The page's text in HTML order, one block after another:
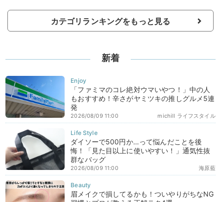
カテゴリランキングをもっと見る
新着
「ファミマのコレ絶対ウマいやつ！」中の人
もおすすめ！辛さがヤミツキの推しグルメ5連
発
michill ライフスタイル
2026/08/09 11:00
ダイソーで500円か…って悩んだことを後
悔！「見た目以上に使いやすい！」通気性抜
群なバッグ
海原藍
2026/08/09 11:00
眉メイクで損してるかも！ついやりがちなNG